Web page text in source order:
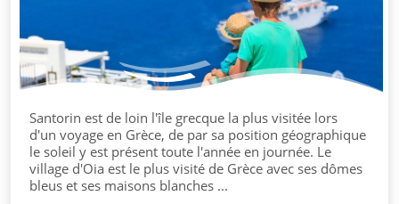
Santorin est de loin l'île grecque la plus visitée lors
d'un voyage en Grèce, de par sa position géographique
le soleil y est présent toute l'année en journée. Le
village d'Oia est le plus visité de Grèce avec ses dômes
bleus et ses maisons blanches ...